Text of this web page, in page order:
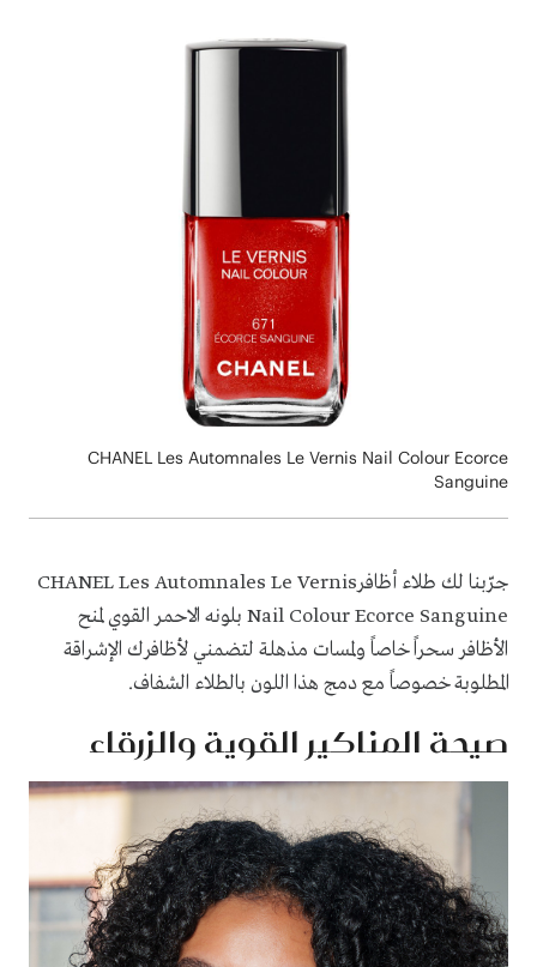
CHANEL Les Automnales Le Vernis Nail Colour Ecorce
Sanguine
جرّبنا لك طلاء أظافرCHANEL Les Automnales Le Vernis
Nail Colour Ecorce Sanguine بلونه الاحمر القوي لمنح
الأظافر سحراً خاصاً ولمسات مذهلة لتضمني لأظافرك الإشراقة
المطلوبة خصوصاً مع دمج هذا اللون بالطلاء الشفاف.
صيحة المناكير القوية والزرقاء